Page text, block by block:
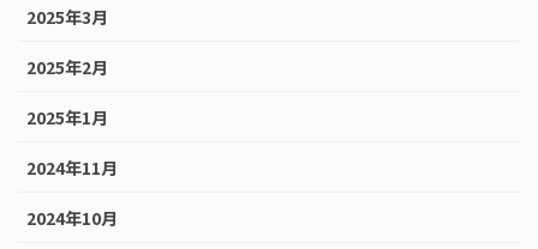
2025年3月
2025年2月
2025年1月
2024年11月
2024年10月